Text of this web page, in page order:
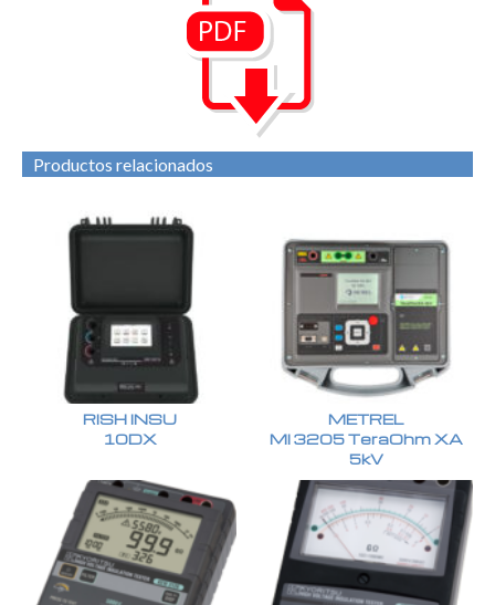
Productos relacionados
RISH INSU
10DX
METREL
MI 3205 TeraOhm XA
5kV